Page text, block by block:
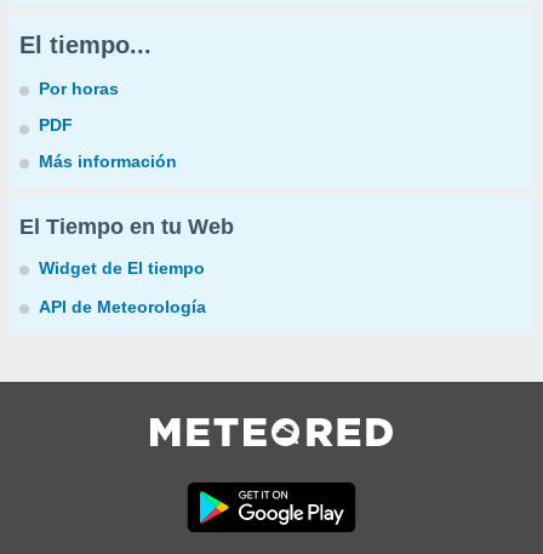
El tiempo...
Por horas
PDF
Más información
El Tiempo en tu Web
Widget de El tiempo
API de Meteorología